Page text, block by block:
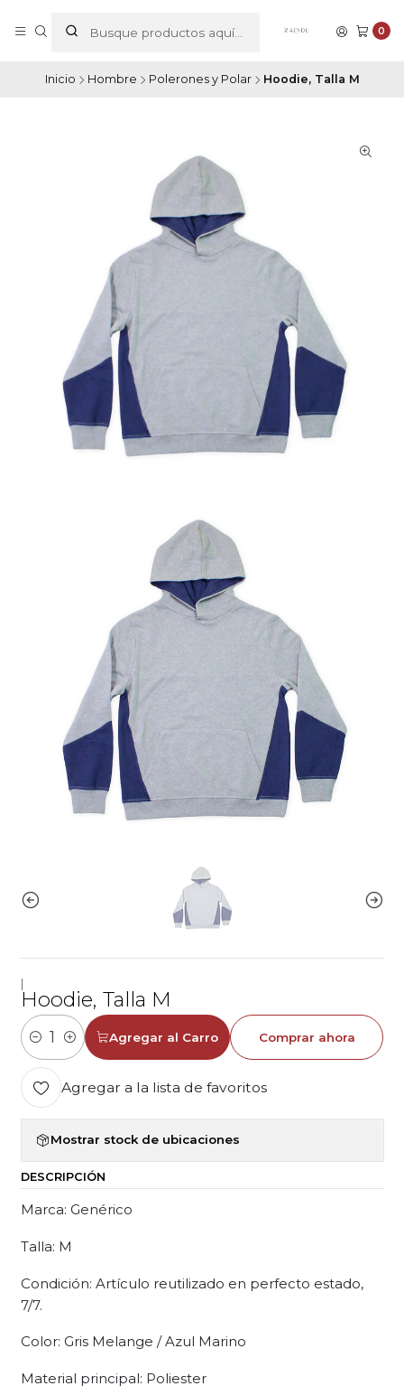
0
Inicio Hombre Polerones y Polar Hoodie, Talla M
Hoodie, Talla M
Cantidad
Agregar al Carro Comprar ahora
Agregar a la lista de favoritos
Mostrar stock de ubicaciones
DESCRIPCIÓN
Marca: Genérico
Talla: M
Condición: Artículo reutilizado en perfecto estado,
7/7.
Color: Gris Melange / Azul Marino
Material principal: Poliester